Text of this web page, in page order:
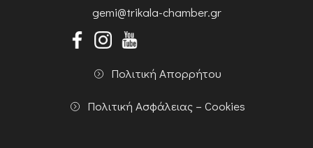
gemi@trikala-chamber.gr
Πολιτική Απορρήτου
Πολιτική Ασφάλειας – Cookies